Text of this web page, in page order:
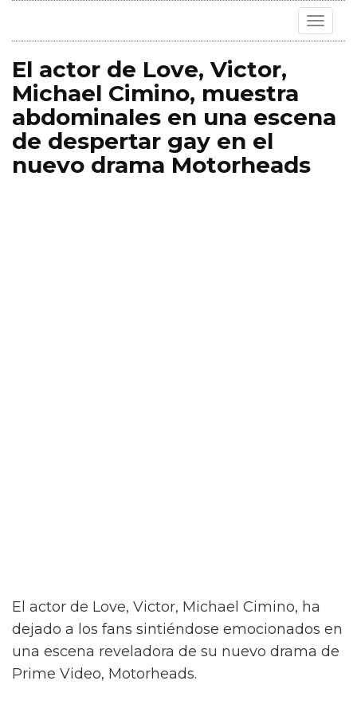
Toggle
El actor de Love, Victor,
Michael Cimino, muestra
abdominales en una escena
de despertar gay en el
nuevo drama Motorheads